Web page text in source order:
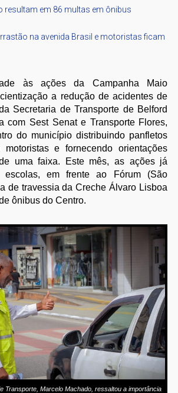
resultam em 86 multas em ônibus
na avenida Brasil e motoristas ficam
às ações da Campanha Maio
a redução de acidentes de
Secretaria de Transporte de Belford
com Sest Senat e Transporte Flores,
do município distribuindo panfletos
motoristas e fornecendo orientações
uma faixa. Este mês, as ações já
escolas, em frente ao Fórum (São
de travessia da Creche Álvaro Lisboa
ônibus do Centro.
Transporte, Marcelo Machado, ressaltou a importância